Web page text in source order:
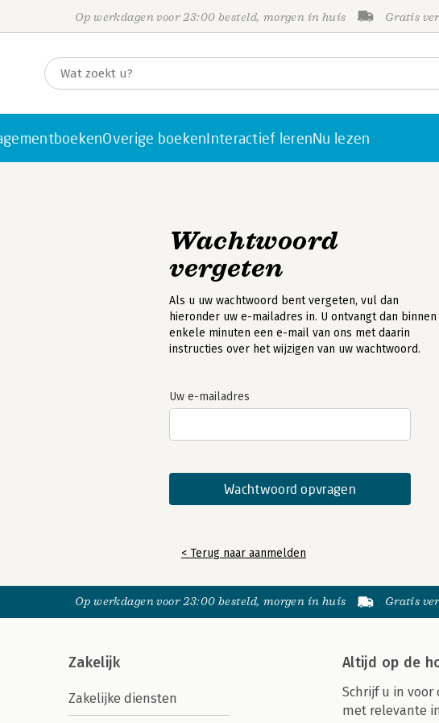
Op werkdagen voor 23:00 besteld, morgen in huis Gratis
Overige boekenInteractief lerenNu lezen
Wachtwoord
vergeten
Als u uw wachtwoord bent vergeten, vul dan
hieronder uw e-mailadres in. U ontvangt dan binnen
enkele minuten een e-mail van ons met daarin
instructies over het wijzigen van uw wachtwoord.
Uw e-mailadres
< Terug naar aanmelden
Op werkdagen voor 23:00 besteld, morgen in huis Gratis
Zakelijk
Zakelijke diensten
Altijd op de
Schrijf u in
met relevante